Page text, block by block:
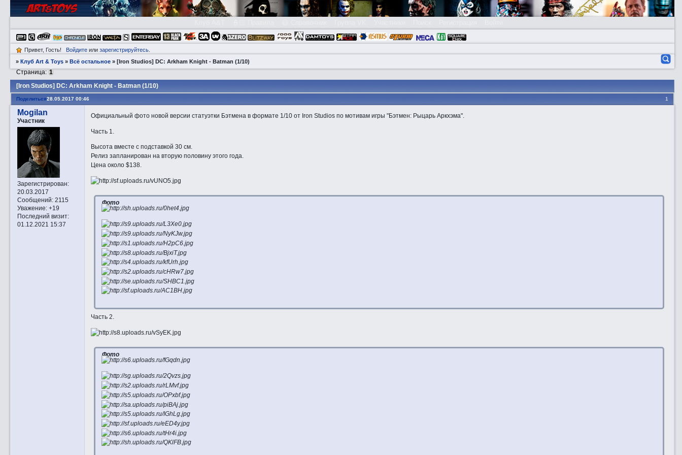
Привет, Гость! Войдитеили зарегистрируйтесь.
»Клуб Art & Toys »Всё остальное »[Iron Studios] DC: Arkham Knight - Batman (1/10)
[Iron Studios] DC: Arkham Knight - Batman (1/10)
Страница: 1
Поделиться 1
28.05.2017 00:46
Mogilan
Участник
Зарегистрирован:
20.03.2017
Сообщений:2115
Уважение: +19
Последний визит:
01.12.2021 15:37
Официальный фото новой версии статуэтки Бэтмена в формате 1/10 от Iron Studios по мотивам игры "Бэтмен: Рыцарь Аркхэма".
Часть 1.
Высота вместе с подставкой 30 см.
Релиз запланирован на вторую половину этого года.
Цена около $138.
Фото
Часть 2.
Фото